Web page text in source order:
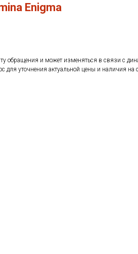
Enigma
обращения и может изменяться в связи с
для уточнения актуальной цены и наличия на